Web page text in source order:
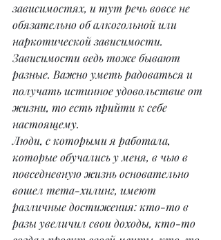
зависимостях, и тут речь вовсе не
обязательно об алкогольной или
наркотической зависимости.
Зависимости ведь тоже бывают
разные. Важно уметь радоваться и
получать истинное удовольствие от
жизни, то есть прийти к себе
настоящему.
Люди, с которыми я работала,
которые обучались у меня, в чью в
повседневную жизнь основательно
вошел тета-хилинг, имеют
различные достижения: кто-то в
разы увеличил свои доходы, кто-то